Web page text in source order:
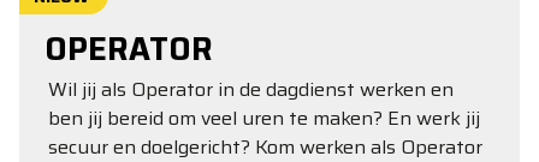
OPERATOR
Wil jij als Operator in de dagdienst werken en
ben jij bereid om veel uren te maken? En werk jij
secuur en doelgericht? Kom werken als Operator